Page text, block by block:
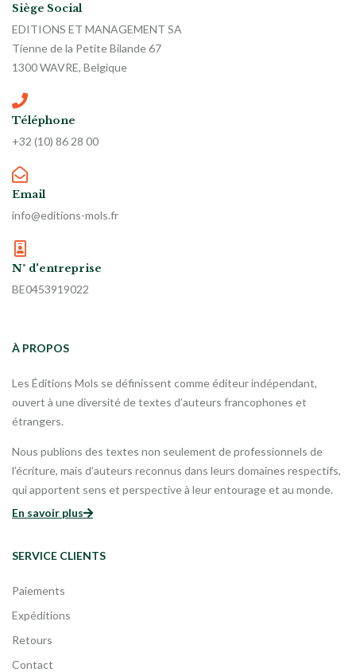
Siège Social
EDITIONS ET MANAGEMENT SA
Tienne de la Petite Bilande 67
1300 WAVRE, Belgique
Téléphone
+32 (10) 86 28 00
Email
info@editions-mols.fr
N° d'entreprise
BE0453919022
À PROPOS
Les Éditions Mols se définissent comme éditeur indépendant,
ouvert à une diversité de textes d’auteurs francophones et
étrangers.
Nous publions des textes non seulement de professionnels de
l’écriture, mais d’auteurs reconnus dans leurs domaines respectifs,
qui apportent sens et perspective à leur entourage et au monde.
En savoir plus
SERVICE CLIENTS
Paiements
Expéditions
Retours
Contact